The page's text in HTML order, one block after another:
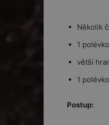
Několik
1
větší
1
Postup: